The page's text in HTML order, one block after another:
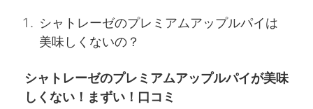
シャトレーゼのプレミアムアップルパイは
美味しくないの？
シャトレーゼのプレミアムアップルパイが美味
しくない！まずい！口コミ